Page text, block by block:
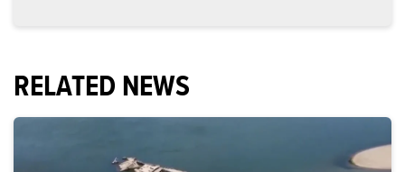
RELATED NEWS